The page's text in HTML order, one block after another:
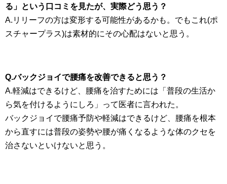
る」という口コミを見たが、実際どう思う？
A.リリーフの方は変形する可能性があるかも。でもこれ(ポ
スチャープラス)は素材的にその心配はないと思う。
Q.バックジョイで腰痛を改善できると思う？
A.軽減はできるけど、腰痛を治すためには「普段の生活か
ら気を付けるようにしろ」って医者に言われた。
バックジョイで腰痛予防や軽減はできるけど、腰痛を根本
から直すには普段の姿勢や腰が痛くなるような体のクセを
治さないといけないと思う。